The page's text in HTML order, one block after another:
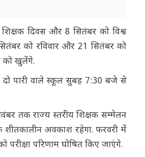
दिवस और 8 सितंबर को विश्व
को रविवार और 21 सितंबर को
को खुलेंगे.
पारी वाले स्कूल सुबह 7:30 बजे से
तक राज्य स्तरीय शिक्षक सम्मेलन
अवकाश रहेगा. फरवरी में
परीक्षा परिणाम घोषित किए जाएंगे.